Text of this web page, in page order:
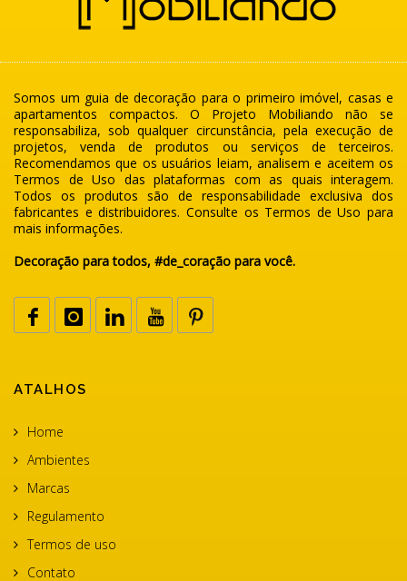
Somos um guia de decoração para o primeiro imóvel, casas e
apartamentos compactos. O Projeto Mobiliando não se
responsabiliza, sob qualquer circunstância, pela execução de
projetos, venda de produtos ou serviços de terceiros.
Recomendamos que os usuários leiam, analisem e aceitem os
Termos de Uso das plataformas com as quais interagem.
Todos os produtos são de responsabilidade exclusiva dos
fabricantes e distribuidores. Consulte os Termos de Uso para
mais informações.
Decoração para todos, #de_coração para você.
ATALHOS
Home
Ambientes
Marcas
Regulamento
Termos de uso
Contato